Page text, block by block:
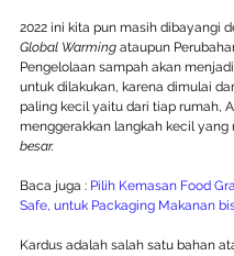
2022 ini kita pun masih dibayangi
Global Warming ataupun
Pengelolaan sampah akan
untuk dilakukan, karena dimulai
paling kecil yaitu dari tiap rumah,
menggerakkan langkah kecil yang
besar.
Baca juga : Pilih Kemasan Food
Safe, untuk Packaging Makanan
Kardus adalah salah satu bahan